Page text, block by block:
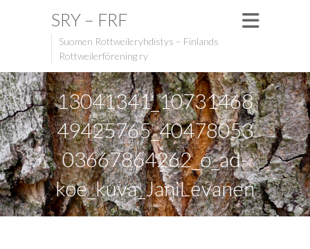
SRY – FRF
Suomen Rottweileryhdistys – Finlands
Rottweilerförening ry
13041341_10731468
49425765_40478053
03667864262_o_ad-
koe_kuva_JaniLevanen